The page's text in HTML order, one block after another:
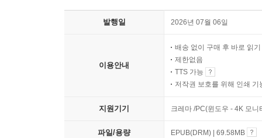
발행일 2026년 07월 06일
이용안내
배송 없이 구매 후 바로 읽기
제한없음
TTS 가능
저작권 보호를 위해 인쇄 기
지원기기 크레마 /PC(윈도우 - 4K 모
파일/용량 EPUB(DRM) | 69.58MB